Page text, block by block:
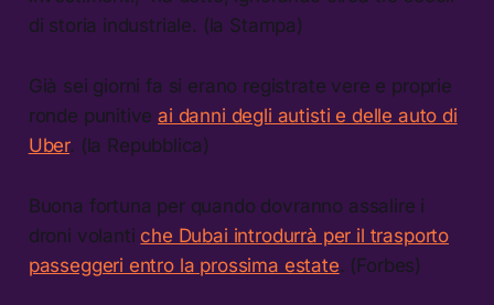
di storia industriale. (la Stampa)
Già sei giorni fa si erano registrate vere e proprie
ronde punitiveai danni degli autisti e delle auto di
Uber. (la Repubblica)
Buona fortuna per quando dovranno assalire i
droni volanti che Dubai introdurrà per il trasporto
passeggeri entro la prossima estate. (Forbes)